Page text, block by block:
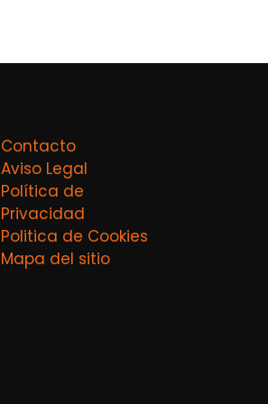
Contacto
Aviso Legal
Política de
Privacidad
Politica de Cookies
Mapa del sitio